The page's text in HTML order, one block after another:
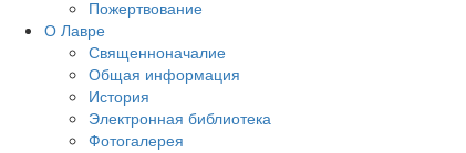
Пожертвование
О Лавре
Священноначалие
Общая информация
История
Электронная библиотека
Фотогалерея